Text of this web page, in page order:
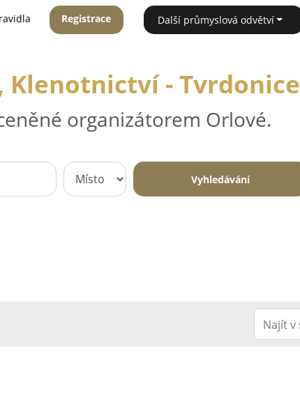
Registrace Další průmyslová odvětví
- Tvrdonice
organizátorem Orlové.
Vyhledávání